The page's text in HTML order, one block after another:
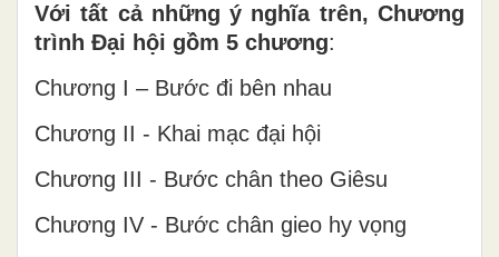
Với tất cả những ý nghĩa trên, Chương
trình Đại hội gồm 5 chương:
Chương I – Bước đi bên nhau
Chương II - Khai mạc đại hội
Chương III - Bước chân theo Giêsu
Chương IV - Bước chân gieo hy vọng